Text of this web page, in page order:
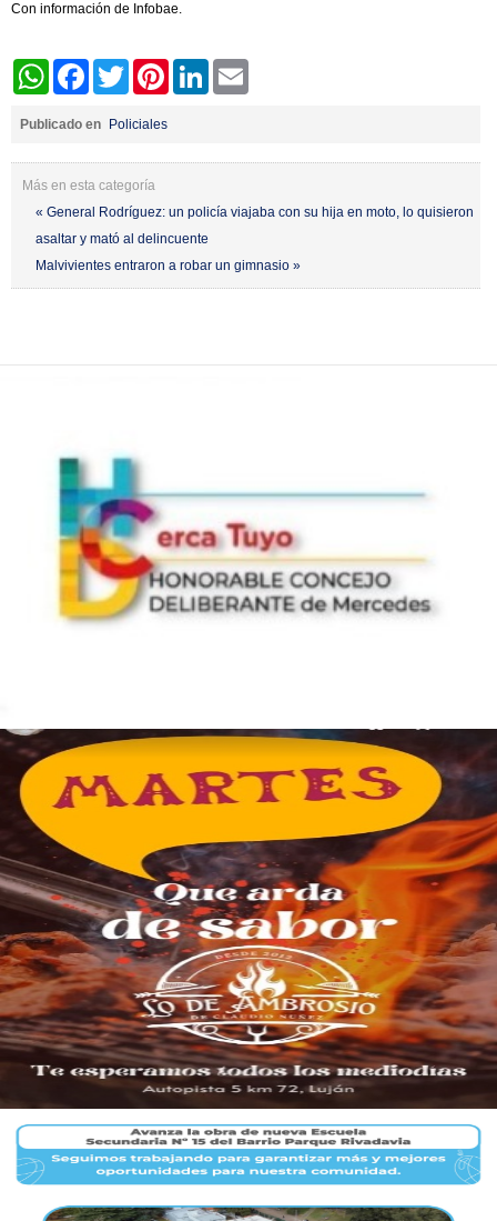
Con información de Infobae.
WhatsAppFacebookTwitter PinterestLinkedIn
Publicado en Policiales
Más en esta categoría
« General Rodríguez: un policía viajaba con su hija en moto, lo quisieron
asaltar y mató al delincuente
Malvivientes entraron a robar un gimnasio »